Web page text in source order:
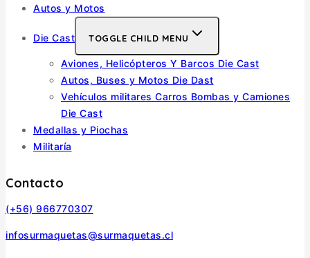
Autos y Motos
Die Cast TOGGLE CHILD MENU
Aviones, Helicópteros Y Barcos Die Cast
Autos, Buses y Motos Die Dast
Vehículos militares Carros Bombas y Camiones
Die Cast
Medallas y Piochas
Militaría
Contacto
(+56) 966770307
infosurmaquetas@surmaquetas.cl